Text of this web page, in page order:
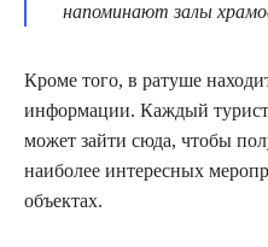
напоминают залы
Кроме того, в ратуше
информации. Каждый
может зайти сюда, чтобы
наиболее интересных
объектах.